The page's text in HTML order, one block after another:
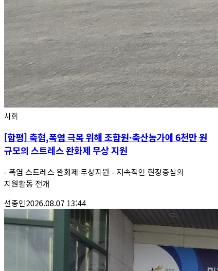
사회
[함평] 축협,폭염 극복 위해 조합원·축산농가에 6천만 원
규모의 스트레스 완화제 무상 지원
- 폭염 스트레스 완화제 무상지원 - 지속적인 현장중심의
지원활동 전개
선종인2026.08.07 13:44